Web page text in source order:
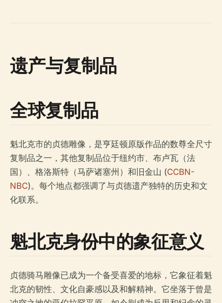
遗产与复制品
全球复制品
魁北克市的贞德雕像，是亨廷顿原版作品的数尊全尺寸
复制品之一，其他复制品位于纽约市、布卢瓦（法
国）、格洛斯特（马萨诸塞州）和旧金山 (CCBN-
NBC)。每个地点都强调了与贞德遗产独特的历史和文
化联系。
魁北克身份中的象征意义
贞德骑马雕像已成为一个备受喜爱的地标，它象征着魁
北克的韧性、文化自豪感以及和解精神。它坐落于曾是